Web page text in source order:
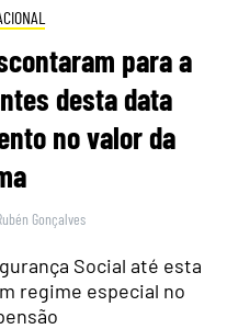
para a
desta data
no valor da
Gonçalves
Social até esta
regime especial no